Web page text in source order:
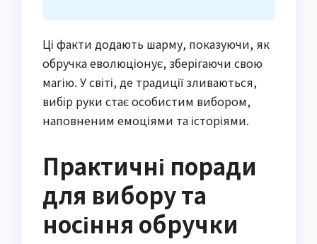
Ці факти додають шарму, показуючи, як
обручка еволюціонує, зберігаючи свою
магію. У світі, де традиції зливаються,
вибір руки стає особистим вибором,
наповненим емоціями та історіями.
Практичні поради
для вибору та
носіння обручки